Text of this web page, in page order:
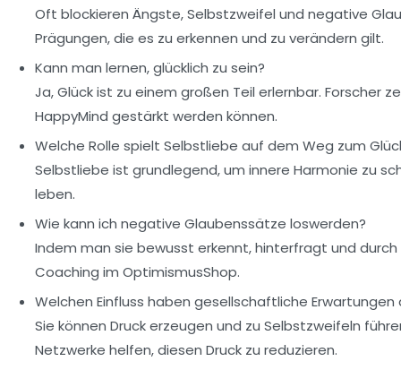
Oft blockieren Ängste, Selbstzweifel und negative
Prägungen, die es zu erkennen und zu verändern gilt.
Kann man lernen, glücklich zu sein?
Ja, Glück ist zu einem großen Teil erlernbar. Forscher
HappyMind gestärkt werden können.
Welche Rolle spielt Selbstliebe auf dem Weg zum
Selbstliebe ist grundlegend, um innere Harmonie zu
leben.
Wie kann ich negative Glaubenssätze loswerden?
Indem man sie bewusst erkennt, hinterfragt und
Coaching im OptimismusShop.
Welchen Einfluss haben gesellschaftliche Erwartungen
Sie können Druck erzeugen und zu Selbstzweifeln
Netzwerke helfen, diesen Druck zu reduzieren.